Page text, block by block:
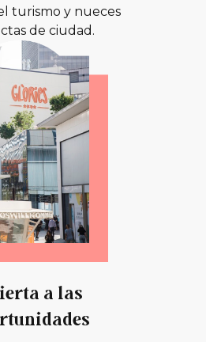
turismo y nueces
de ciudad.
a las